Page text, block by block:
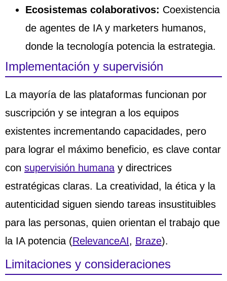
Ecosistemas colaborativos: Coexistencia
de agentes de IA y marketers humanos,
donde la tecnología potencia la estrategia.
Implementación y supervisión
La mayoría de las plataformas funcionan por
suscripción y se integran a los equipos
existentes incrementando capacidades, pero
para lograr el máximo beneficio, es clave contar
con supervisión humana y directrices
estratégicas claras. La creatividad, la ética y la
autenticidad siguen siendo tareas insustituibles
para las personas, quien orientan el trabajo que
la IA potencia (RelevanceAI, Braze).
Limitaciones y consideraciones